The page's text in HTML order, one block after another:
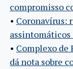
compromisso
• Coronavírus:
assintomáticos
• Complexo de
dá nota sobre